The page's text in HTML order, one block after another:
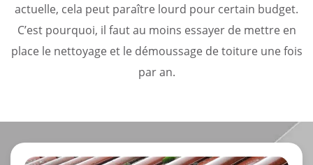
actuelle, cela peut paraître lourd pour certain budget.
C’est pourquoi, il faut au moins essayer de mettre en
place le nettoyage et le démoussage de toiture une fois
par an.